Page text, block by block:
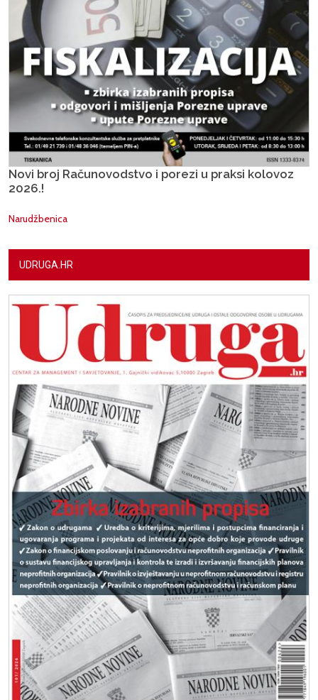
Novi broj Računovodstvo i porezi u praksi kolovoz
2026.!
Narudžbenica
UDRUGA.HR